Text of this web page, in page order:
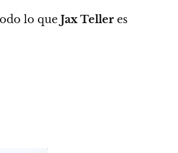
lo que Jax Teller es